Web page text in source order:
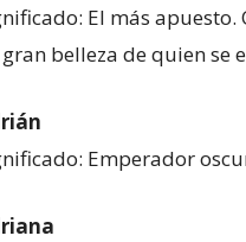
El más
belleza de quien se
Emperador